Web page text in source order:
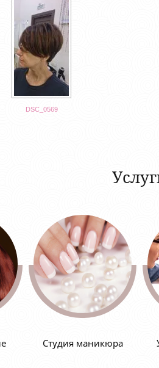
DSC_0569
Студия маникюра